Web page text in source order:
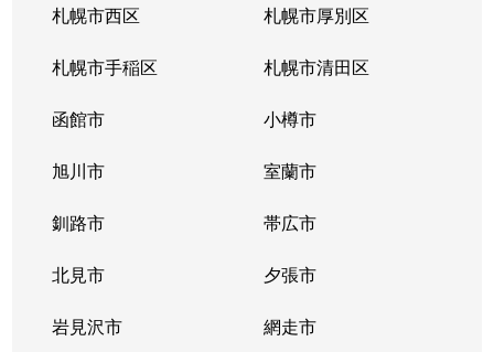
札幌市西区 札幌市厚別区
札幌市手稲区 札幌市清田区
函館市 小樽市
旭川市 室蘭市
釧路市 帯広市
北見市 夕張市
岩見沢市 網走市